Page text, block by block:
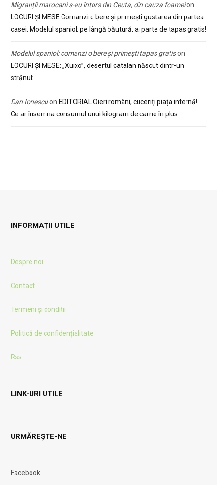
Migranții marocani s-au întors din Ceuta, din cauza foameion
LOCURI ȘI MESE Comanzi o bere și primești gustarea din partea
casei. Modelul spaniol: pe lângă băutură, ai parte de tapas gratis!
Modelul spaniol: comanzi o bere și primești tapas gratison
LOCURI ȘI MESE: „Xuixo”, desertul catalan născut dintr-un
strănut
Dan Ionescuon EDITORIAL Oieri români, cuceriți piața internă!
Ce ar însemna consumul unui kilogram de carne în plus
INFORMAȚII UTILE
Despre noi
Contact
Termeni și condiții
Politică de confidențialitate
Rss
LINK-URI UTILE
URMĂREȘTE-NE
Facebook